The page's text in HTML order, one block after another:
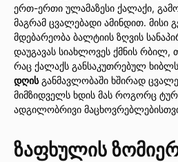
ერთ-ერთი ულამაზესი ქალაქი,
მაგრამ ცვალებადი ამინდით. მისი
მდებარეობა ბალტიის ზღვის
დაუგავას სიახლოვეს ქმნის რბილ,
რაც ქალაქს განსაკუთრებულ
დღისგანმავლობაში ხშირად
მიმზიდველს ხდის მას როგორც
ადგილობრივი
ზაფხულის